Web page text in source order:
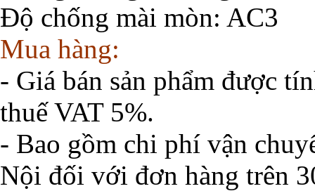
Độ chống mài mòn: AC3
Mua hàng:
- Giá bán sản phẩm được
thuế VAT 5%.
- Bao gồm chi phí vận
Nội đối với đơn hàng trên